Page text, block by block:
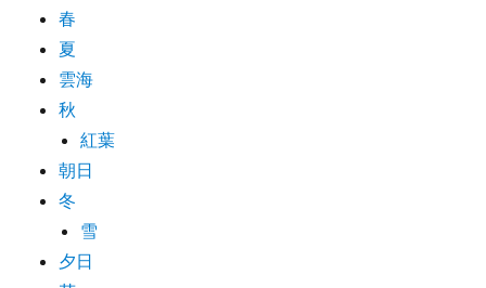
春
夏
雲海
秋
紅葉
朝日
冬
雪
夕日